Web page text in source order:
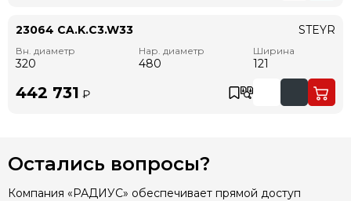
23064 CA.K.C3.W33
Вн. диаметр
320
Нар. диаметр
480
Ширина
121
STEYR
442 731 ₽
Остались вопросы?
Компания «РАДИУС» обеспечивает прямой доступ